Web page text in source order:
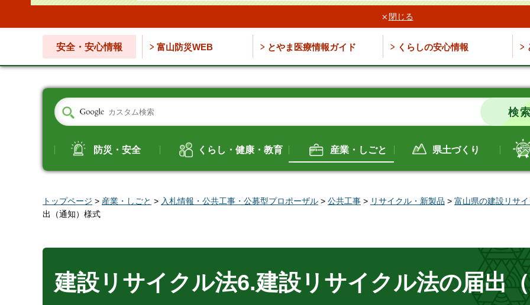
閉じる
安全・安心情報 富山防災WEB とやま医療情報ガイド くらしの安心情報
防災・安全 くらし・健康・教育 産業・しごと 県土づくり
トップページ > 産業・しごと > 入札情報・公共工事・公募型プロポーザル > 公共工事 > リサイクル・新製品 > 富山県の建設リサ
出（通知）様式
建設リサイクル法6.建設リサイクル法の届出